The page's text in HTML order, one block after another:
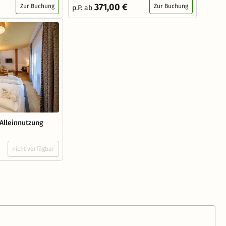
Zur Buchung p.P. ab 371,00 € Zur Buchung
nicht verfügbar